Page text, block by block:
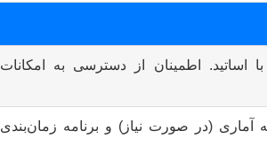
اطمینان از دسترسی به امکانات
(در صورت نیاز) و برنامه زمان‌بندی